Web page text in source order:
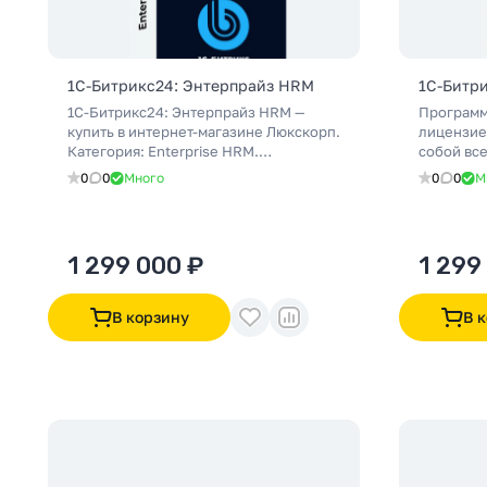
1С-Битрикс24: Энтерпрайз HRM
1С-Битрикс24: Энтерпрайз HRM —
купить в интернет-магазине Люкскорп.
Категория: Enterprise HRM.
Официальный партнёр 1С-Битрикс:
подбор, внедрение и поддержка.
0 0 Много
1 299 000 ₽
В корзину
1С-
собой
крупных
полный
0 0
1
В